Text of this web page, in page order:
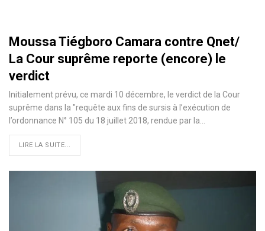
Moussa Tiégboro Camara contre Qnet/
La Cour suprême reporte (encore) le
verdict
Initialement prévu, ce mardi 10 décembre, le verdict de la Cour
suprême dans la "requête aux fins de sursis à l’exécution de
l’ordonnance N° 105 du 18 juillet 2018, rendue par la
LIRE LA SUITE...